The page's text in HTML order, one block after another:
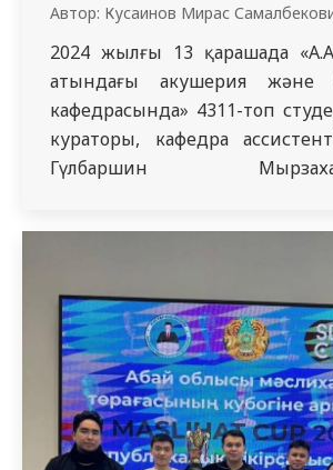
Автор: Кусаинов Мирас
2024 жылғы 13 қарашада
атындағы акушерия және
кафедрасында» 4311-топ
кураторы, кафедра
Гүлбаршин
зомбылық
арналған дөңгелек үстел
интерндер мен
Қоғамда гендерлік зорлық-
соның ішінде физикалық,
психологиялық және
зорлық-зомбылықтың